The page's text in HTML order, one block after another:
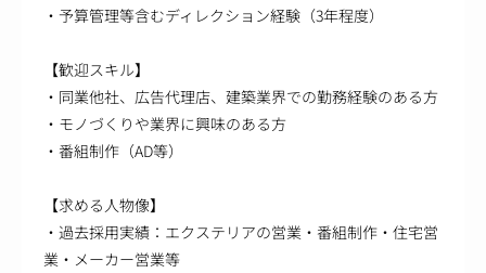
・予算管理等含むディレクション経験（3年程度）
【歓迎スキル】
・同業他社、広告代理店、建築業界での勤務経験のある方
・モノづくりや業界に興味のある方
・番組制作（AD等）
【求める人物像】
・過去採用実績：エクステリアの営業・番組制作・住宅営
業・メーカー営業等